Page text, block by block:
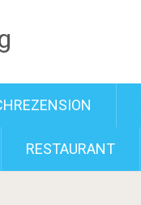
RESTAURANT